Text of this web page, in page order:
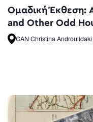
Ομαδική Έκθεση:
and Other Odd
CAN Christina